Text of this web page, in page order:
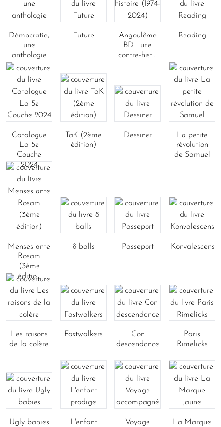
Démocratie,
une
anthologie
Future
Angoulême
BD : une
contre-hist...
Reading
Catalogue
La 5e
Couche
2024
TaK (2ème
édition)
Dessiner
La petite
révolution
de Samuel
Menses ante
Rosam
(3ème
éditio...
8 balls Passeport Konvalescens
Les raisons
de la colère
Fastwalkers
Con
descendance
Paris
Rimelicks
Ugly babies
L'enfant
Voyage
La Marque